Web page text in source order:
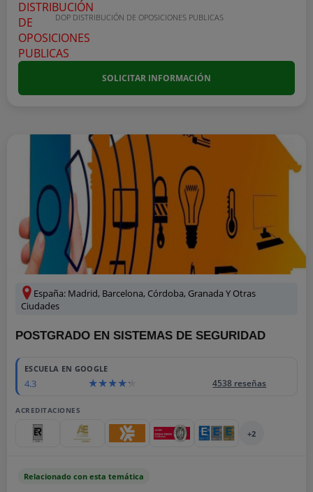
DOP DISTRIBUCIÓN DE OPOSICIONES PUBLICAS
SOLICITAR INFORMACIÓN
España: Madrid, Barcelona, Córdoba, Granada Y Otras
Ciudades
POSTGRADO EN SISTEMAS DE SEGURIDAD
ESCUELA EN GOOGLE
4.3 4538 reseñas
ACREDITACIONES
+2
Relacionado con esta temática